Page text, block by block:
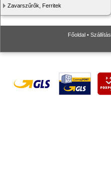
Zavarszűrők, Ferritek
Főoldal • Szállítás